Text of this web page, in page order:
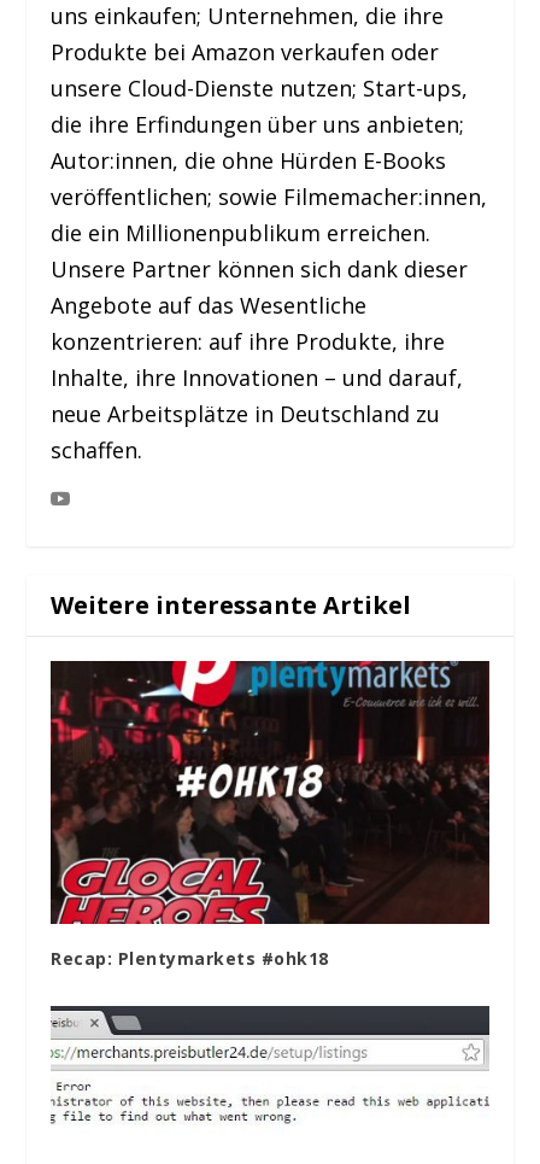
uns einkaufen; Unternehmen, die ihre
Produkte bei Amazon verkaufen oder
unsere Cloud-Dienste nutzen; Start-ups,
die ihre Erfindungen über uns anbieten;
Autor:innen, die ohne Hürden E-Books
veröffentlichen; sowie Filmemacher:innen,
die ein Millionenpublikum erreichen.
Unsere Partner können sich dank dieser
Angebote auf das Wesentliche
konzentrieren: auf ihre Produkte, ihre
Inhalte, ihre Innovationen – und darauf,
neue Arbeitsplätze in Deutschland zu
schaffen.
Weitere interessante Artikel
Recap: Plentymarkets #ohk18